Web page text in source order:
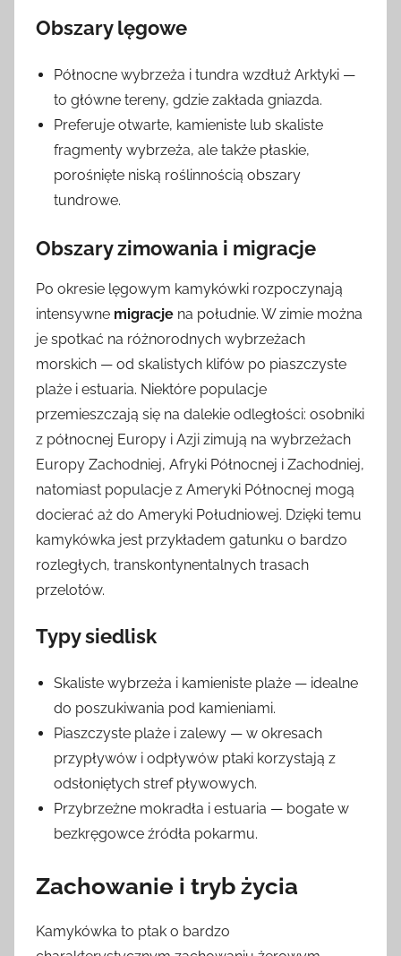
Obszary lęgowe
Północne wybrzeża i tundra wzdłuż Arktyki —
to główne tereny, gdzie zakłada gniazda.
Preferuje otwarte, kamieniste lub skaliste
fragmenty wybrzeża, ale także płaskie,
porośnięte niską roślinnością obszary
tundrowe.
Obszary zimowania i migracje
Po okresie lęgowym kamykówki rozpoczynają
intensywne migracje na południe. W zimie można
je spotkać na różnorodnych wybrzeżach
morskich — od skalistych klifów po piaszczyste
plaże i estuaria. Niektóre populacje
przemieszczają się na dalekie odległości: osobniki
z północnej Europy i Azji zimują na wybrzeżach
Europy Zachodniej, Afryki Północnej i Zachodniej,
natomiast populacje z Ameryki Północnej mogą
docierać aż do Ameryki Południowej. Dzięki temu
kamykówka jest przykładem gatunku o bardzo
rozległych, transkontynentalnych trasach
przelotów.
Typy siedlisk
Skaliste wybrzeża i kamieniste plaże — idealne
do poszukiwania pod kamieniami.
Piaszczyste plaże i zalewy — w okresach
przypływów i odpływów ptaki korzystają z
odsłoniętych stref pływowych.
Przybrzeżne mokradła i estuaria — bogate w
bezkręgowce źródła pokarmu.
Zachowanie i tryb życia
Kamykówka to ptak o bardzo